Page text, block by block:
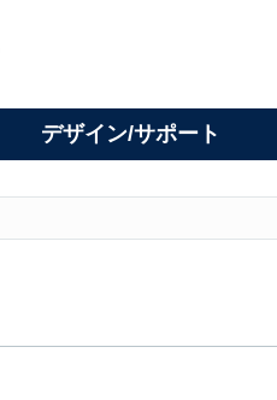
デザイン/サポート